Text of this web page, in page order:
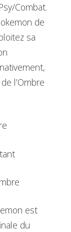
Combat.
de
sa
l’Ombre
est
du